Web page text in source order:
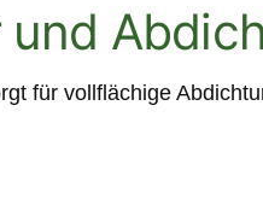
und
für vollflächige